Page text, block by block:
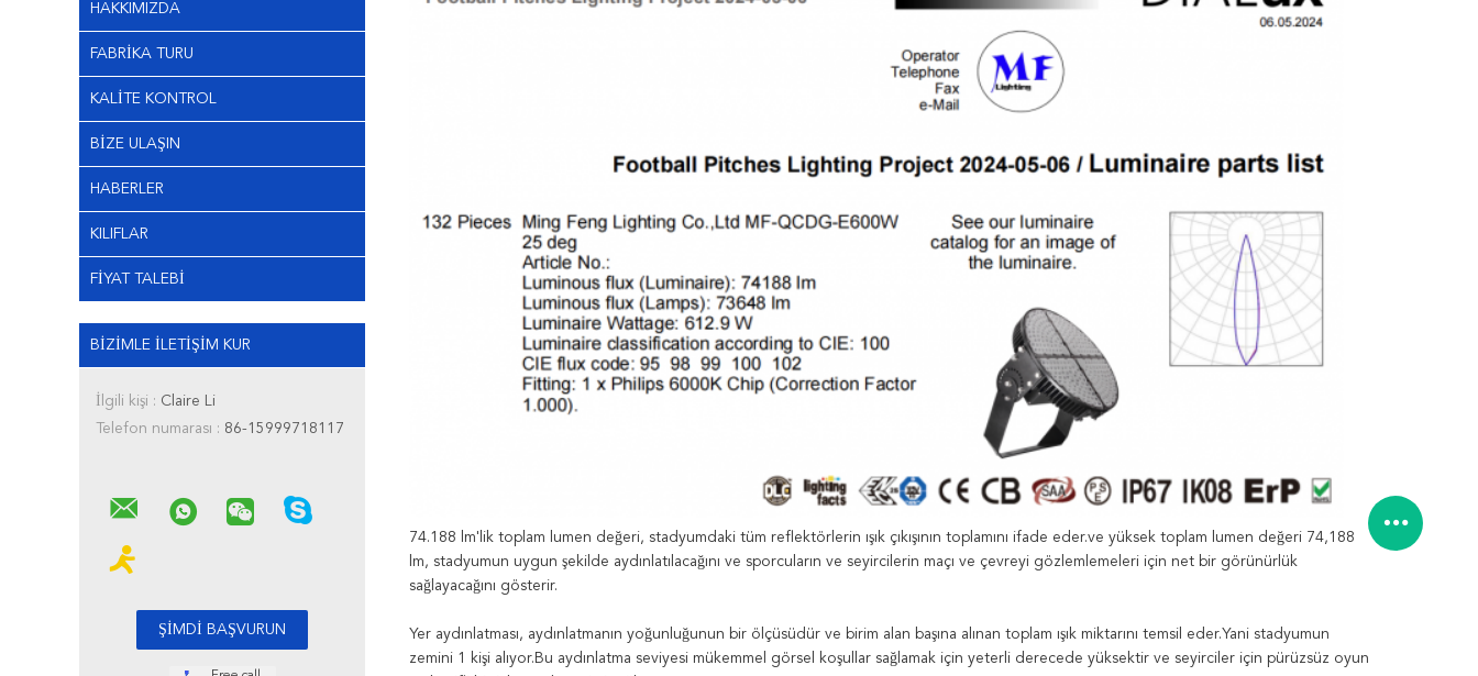
HAKKIMIZDA
FABRIKA TURU
KALITE KONTROL
BIZE ULAŞIN
HABERLER
KILIFLAR
FIYAT TALEBI
BIZIMLE ILETIŞIM KUR
İlgili kişi : Claire Li
Telefon numarası : 86-15999718117
74.188 lm'lik toplam lumen değeri, stadyumdaki tüm reflektörlerin ışık çıkışının toplamını ifade eder.ve yüksek toplam lumen değeri 74,188
lm, stadyumun uygun şekilde aydınlatılacağını ve sporcuların ve seyircilerin maçı ve çevreyi gözlemlemeleri için net bir görünürlük
sağlayacağını gösterir.
Yer aydınlatması, aydınlatmanın yoğunluğunun bir ölçüsüdür ve birim alan başına alınan toplam ışık miktarını temsil eder.Yani stadyumun
zemini 1 kişi alıyor.Bu aydınlatma seviyesi mükemmel görsel koşullar sağlamak için yeterli derecede yüksektir ve seyirciler için pürüzsüz oyun